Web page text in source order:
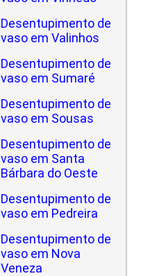
Desentupimento de
vaso em Valinhos
Desentupimento de
vaso em Sumaré
Desentupimento de
vaso em Sousas
Desentupimento de
vaso em Santa
Bárbara do Oeste
Desentupimento de
vaso em Pedreira
Desentupimento de
vaso em Nova
Veneza